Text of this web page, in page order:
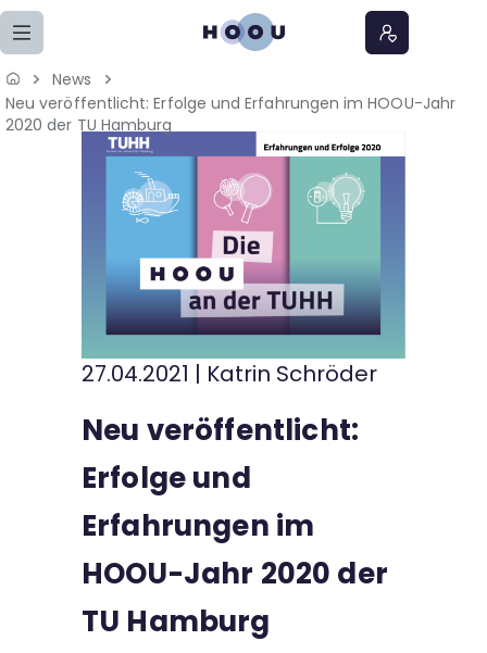
Zum Seiteninhalt springen
Home
Lernangebote
Podcasts
Meine Lernangebote
Über uns
Kontakt
News
Neu veröffentlicht: Erfolge und Erfahrungen im HOOU-Jahr
2020 der TU Hamburg
27.04.2021 | Katrin Schröder
Neu veröffentlicht:
Erfolge und
Erfahrungen im
HOOU-Jahr 2020 der
TU Hamburg